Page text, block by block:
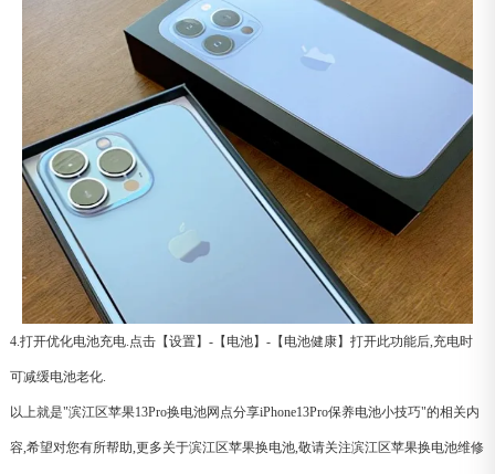
4.打开优化电池充电.点击【设置】-【电池】-【电池健康】打开此功能后,充电时
可减缓电池老化.
以上就是"滨江区苹果13Pro换电池网点分享iPhone13Pro保养电池小技巧"的相关内
容,希望对您有所帮助,更多关于滨江区苹果换电池,敬请关注滨江区苹果换电池维修